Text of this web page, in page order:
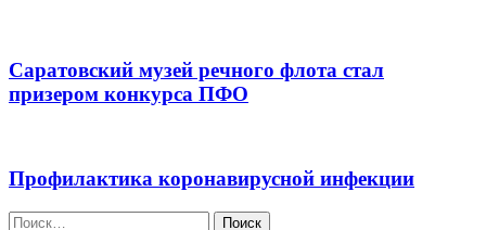
Саратовский музей речного флота стал
призером конкурса ПФО
Профилактика коронавирусной инфекции
Найти: